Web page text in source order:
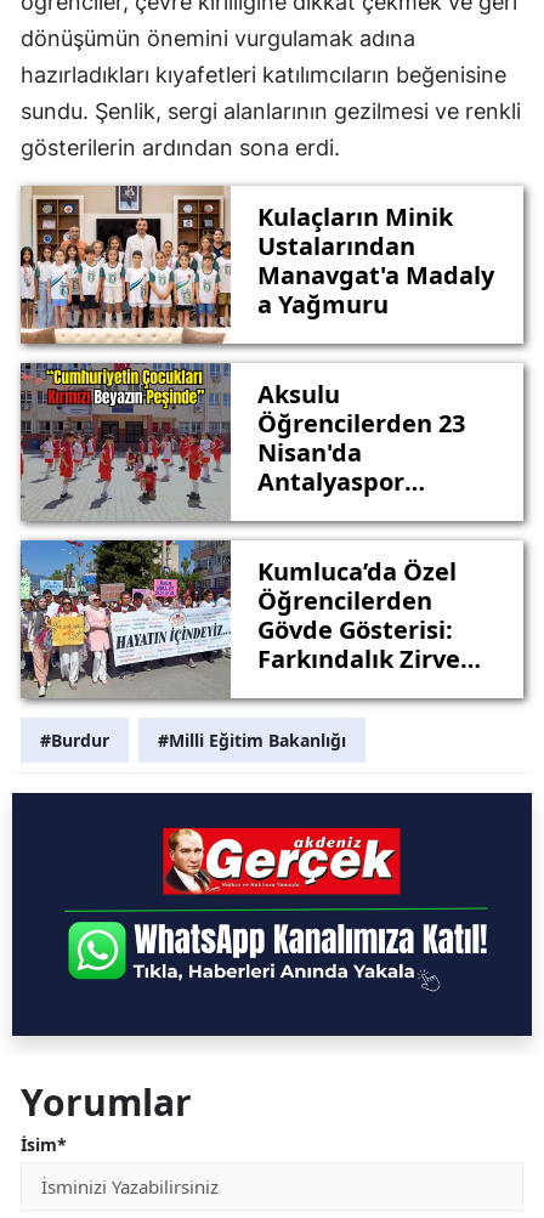
dönüşümün önemini vurgulamak adına
hazırladıkları kıyafetleri katılımcıların beğenisine
sundu. Şenlik, sergi alanlarının gezilmesi ve renkli
gösterilerin ardından sona erdi.
Kulaçların Minik
Ustalarından
Manavgat'a Madaly
a Yağmuru
Aksulu
Öğrencilerden 23
Nisan'da
Antalyaspor
Kumluca’da Özel
Öğrencilerden
Gövde Gösterisi:
Farkındalık Zirve
#Burdur #Milli Eğitim Bakanlığı
Yorumlar
İsim*